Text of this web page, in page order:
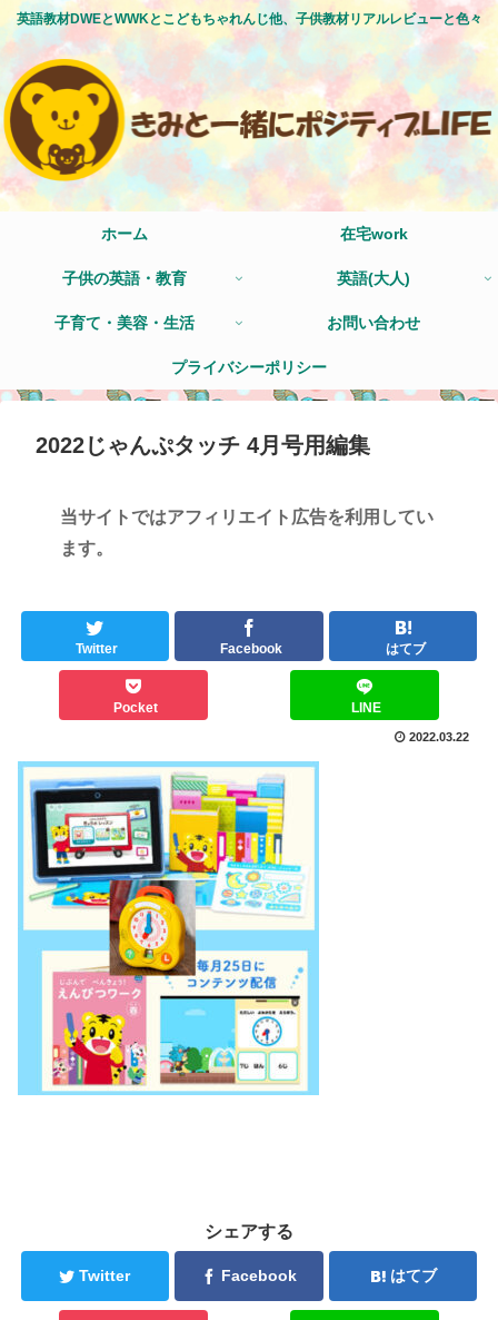
英語教材DWEとWWKとこどもちゃれんじ他、子供教材リアルレビューと色々
ホーム 在宅work
子供の英語・教育 英語(大人)
子育て・美容・生活 お問い合わせ
プライバシーポリシー
2022じゃんぷタッチ 4月号用編集
当サイトではアフィリエイト広告を利用してい
ます。
Twitter Facebook はてブ
Pocket LINE
2022.03.22
シェアする
Twitter Facebook はてブ